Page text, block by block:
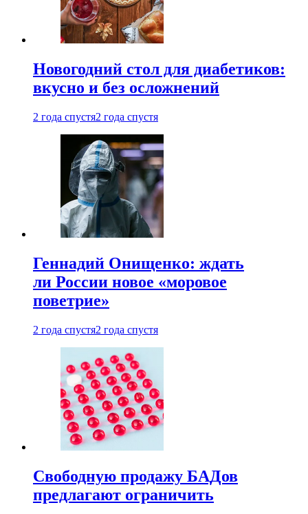
Новогодний стол для диабетиков:
вкусно и без осложнений
2 года спустя2 года спустя
Геннадий Онищенко: ждать
ли России новое «моровое
поветрие»
2 года спустя2 года спустя
Свободную продажу БАДов
предлагают ограничить